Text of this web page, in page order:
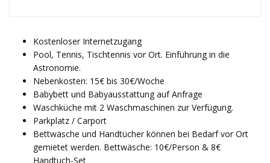
Kostenloser Internetzugang
Pool, Tennis, Tischtennis vor Ort. Einführung in die
Astronomie.
Nebenkosten: 15€ bis 30€/Woche
Babybett und Babyausstattung auf Anfrage
Waschküche mit 2 Waschmaschinen zur Verfügung.
Parkplatz / Carport
Bettwäsche und Handtücher können bei Bedarf vor Ort
gemietet werden. Bettwäsche: 10€/Person & 8€
Handtuch-Set